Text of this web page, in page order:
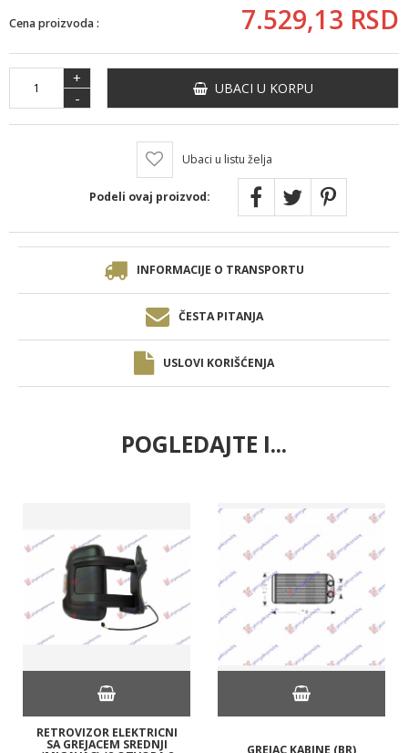
Cena proizvoda : 7.529,13 RSD
+
-
UBACI U KORPU
Ubaci u listu želja
Podeli ovaj proizvod:
INFORMACIJE O TRANSPORTU
ČESTA PITANJA
USLOVI KORIŠĆENJA
POGLEDAJTE I...
RETROVIZOR ELEKTRICNI
SA GREJACEM SREDNJI GREJAC KABINE (BR)